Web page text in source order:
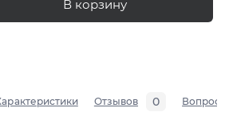
В корзину
Отзывов 0 Вопросы